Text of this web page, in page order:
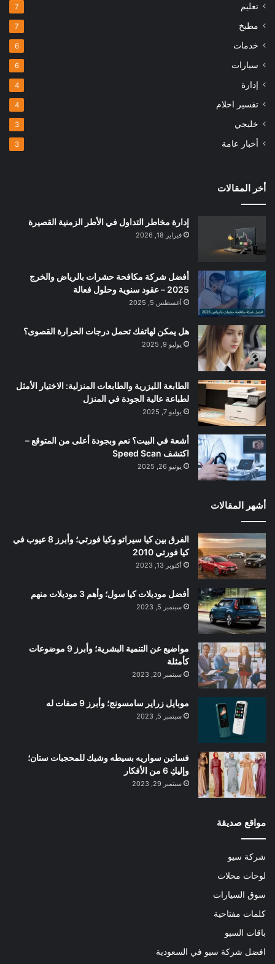
تعليم 7
مطبخ 7
خدمات 6
سيارات 6
إدارة 4
تفسير احلام 4
خليجي 3
أخبار عامة 3
أخر المقالات
إدارة مخاطر التداول في الأطر الزمنية القصيرة
فبراير 18, 2026
أفضل شركة مكافحة حشرات بالرياض والخرج
2025 – عقود سنوية وحلول فعالة
أغسطس 5, 2025
هل يمكن لهاتفك تحمل درجات الحرارة القصوى؟
يوليو 9, 2025
الطابعة الليزرية والطابعات المنزلية: الاختيار الأمثل
لطباعة عالية الجودة في المنزل
يوليو 7, 2025
أشعة في البيت؟ نعم وبجودة أعلى من المتوقع –
اكتشف Speed Scan
يونيو 26, 2025
أشهر المقالات
الفرق بين كيا سيراتو وكيا فورتي؛ وأبرز 8 عيوب في
كيا فورتي 2010
أكتوبر 13, 2023
أفضل موديلات كيا سول؛ وأهم 3 موديلات منهم
سبتمبر 5, 2023
مواضيع عن التنمية البشرية؛ وأبرز 9 موضوعات
كأمثلة
سبتمبر 20, 2023
موبايل زراير سامسونج؛ وأبرز 9 صفات له
سبتمبر 5, 2023
فساتين سواريه بسيطه وشيك للمحجبات ستان؛
وإليكِ 6 من الأفكار
سبتمبر 29, 2023
مواقع صديقة
شركة سيو
لوحات محلات
سوق السيارات
كلمات مفتاحية
باقات السيو
افضل شركة سيو في السعودية